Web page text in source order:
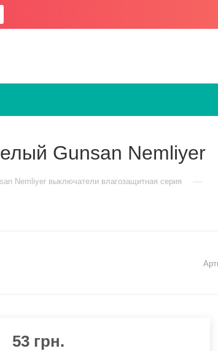
Gunsan Nemliyer
Nemliyer выключатели влагозащитная серия —
53 грн.